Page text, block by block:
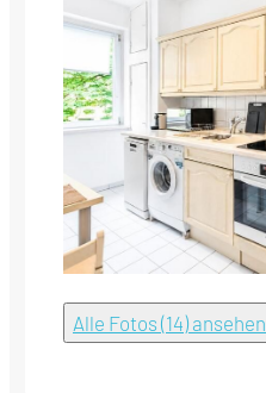
Alle Fotos (14) ansehen